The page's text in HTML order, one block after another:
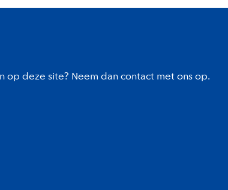
deze site? Neem dan contact met ons op.